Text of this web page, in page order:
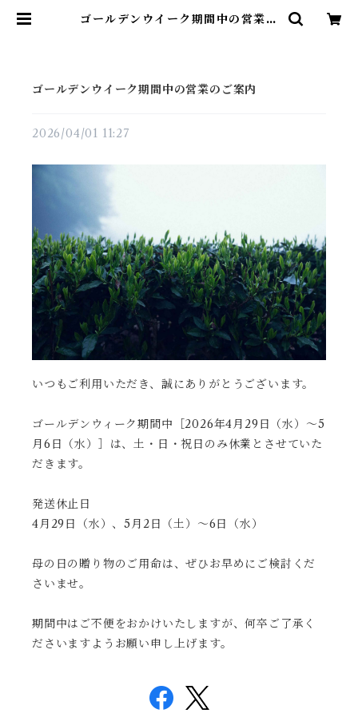
ゴールデンウイーク期間中の営業の
ゴールデンウイーク期間中の営業のご案内
2026/04/01 11:27
いつもご利用いただき、誠にありがとうございます。
ゴールデンウィーク期間中［2026年4月29日（水）〜5
月6日（水）］は、土・日・祝日のみ休業とさせていた
だきます。
発送休止日
4月29日（水）、5月2日（土）〜6日（水）
母の日の贈り物のご用命は、ぜひお早めにご検討くだ
さいませ。
期間中はご不便をおかけいたしますが、何卒ご了承く
ださいますようお願い申し上げます。